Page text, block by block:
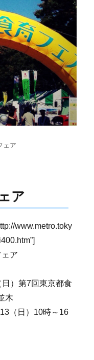
ェア
ア
www.metro.toky
ア
）第7回東京都食
木
（日）10時～16